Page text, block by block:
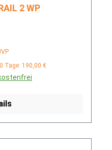
Tage: 190,00 €